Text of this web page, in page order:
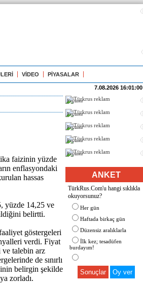
VİDEO PİYASALAR
7.08.2026 16:01:00
faizinin yüzde
enflasyondaki
hassas
yüzde 14,25 ve
belirtti.
göstergeleri
verdi. Fiyat
ve talebin arz
de sınırlı
belirgin şekilde
zorladı.
Реклама
Реклама
Реклама
Реклама
Реклама
ANKET
TürkRus.Com'u hangi sıklıkla
okuyorsunuz?
Her gün
Haftada birkaç gün
Düzensiz aralıklarla
İlk kez; tesadüfen
burdayım!
Sonuçlar